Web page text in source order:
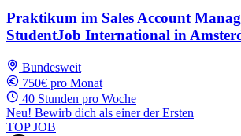
Praktikum im Sales Account
StudentJob International in
Bundesweit
750€ pro Monat
40 Stunden pro Woche
Neu! Bewirb dich als einer der Ersten
TOP JOB